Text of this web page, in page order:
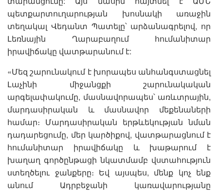
պետքարտուղարության խոսնակի առաջին
տեղակալ Վեդանտ Պատելը՝ արձանագրելով, որ
Լեռնային Ղարաբաղում հումանիտար
իրավիճակը վատթարանում է:
«Մեզ շարունակում է խորապես անհանգստացնել
Լաչինի միջանցքի շարունակական
արգելափակումը, մասնավորապես՝ առևտրային,
մարդասիրական և մասնավոր մեքենաների
համար։ Մարդասիրական երթևեկության նման
դադարեցումը, մեր կարծիքով, վատթարացնում է
հումանիտար իրավիճակը և խաթարում է
խաղաղ գործընթացի նկատմամբ վստահություն
ստեղծելու ջանքերը։ Եվ այսպես, մենք կոչ ենք
անում Ադրբեջանի կառավարությանը